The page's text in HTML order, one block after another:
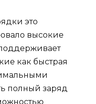
это
высокие
как быстрая
полный заряд